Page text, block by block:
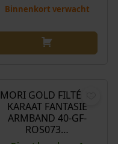
Binnenkort verwacht
MORI GOLD FILTÉ 14
KARAAT FANTASIE
ARMBAND 40-GF-
ROS073…